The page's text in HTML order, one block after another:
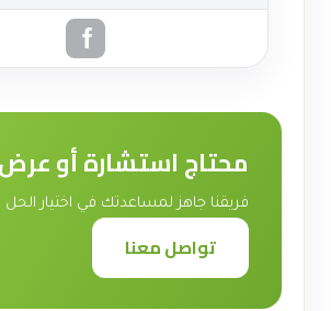
محتاج استشارة أو
فريقنا جاهز لمساعدتك في اختيار
تواصل معنا